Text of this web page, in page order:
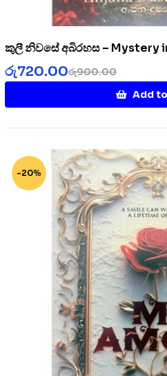
කුලී නිවසේ අබිරහස – Mystery
රු900.00
රු720.00
Add
-20%